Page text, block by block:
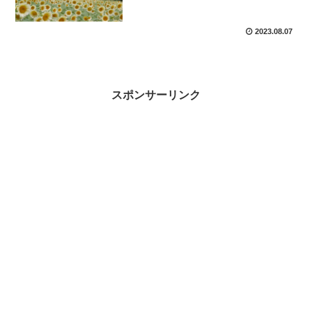
2023.08.07
スポンサーリンク